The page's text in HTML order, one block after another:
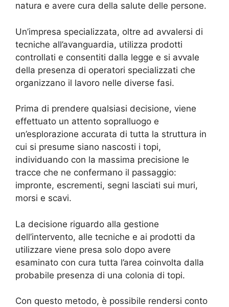
natura e avere cura della salute delle persone.
Un’impresa specializzata, oltre ad avvalersi di
tecniche all’avanguardia, utilizza prodotti
controllati e consentiti dalla legge e si avvale
della presenza di operatori specializzati che
organizzano il lavoro nelle diverse fasi.
Prima di prendere qualsiasi decisione, viene
effettuato un attento sopralluogo e
un’esplorazione accurata di tutta la struttura in
cui si presume siano nascosti i topi,
individuando con la massima precisione le
tracce che ne confermano il passaggio:
impronte, escrementi, segni lasciati sui muri,
morsi e scavi.
La decisione riguardo alla gestione
dell’intervento, alle tecniche e ai prodotti da
utilizzare viene presa solo dopo avere
esaminato con cura tutta l’area coinvolta dalla
probabile presenza di una colonia di topi.
Con questo metodo, è possibile rendersi conto